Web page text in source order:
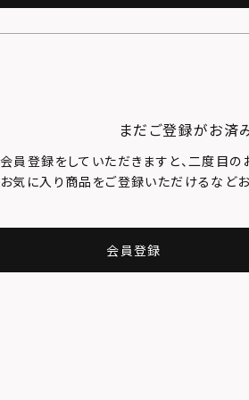
まだご登録がお済
会員登録をしていただきますと、二度目の
お気に入り商品をご登録いただけるなど
会員登録